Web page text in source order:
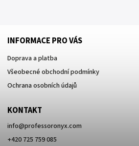
INFORMACE PRO VÁS
Doprava a platba
Všeobecné obchodní podmínky
Ochrana osobních údajů
KONTAKT
info@professoronyx.com
+420 725 759 085